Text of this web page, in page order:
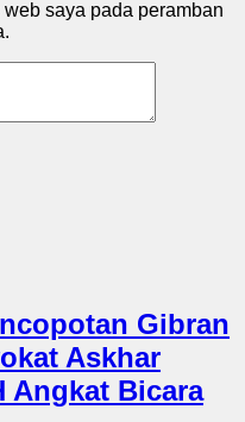
saya pada peramban
Gibran
Askhar
Angkat Bicara